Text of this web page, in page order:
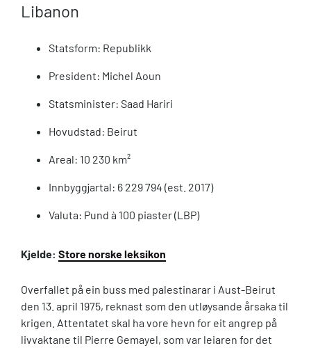
Libanon
Statsform: Republikk
President: Michel Aoun
Statsminister: Saad Hariri
Hovudstad: Beirut
Areal: 10 230 km²
Innbyggjartal: 6 229 794 (est. 2017)
Valuta: Pund à 100 piaster (LBP)
Kjelde: Store norske leksikon
Overfallet på ein buss med palestinarar i Aust-Beirut
den 13. april 1975, reknast som den utløysande årsaka til
krigen. Attentatet skal ha vore hevn for eit angrep på
livvaktane til Pierre Gemayel, som var leiaren for det